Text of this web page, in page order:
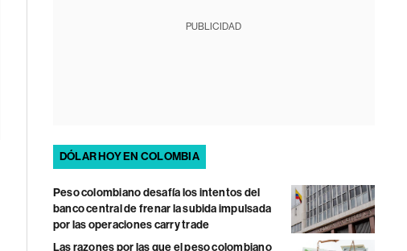
PUBLICIDAD
DÓLAR HOY EN COLOMBIA
Peso colombiano desafía los intentos del
banco central de frenar la subida impulsada
por las operaciones carry trade
Las razones por las que el peso colombiano